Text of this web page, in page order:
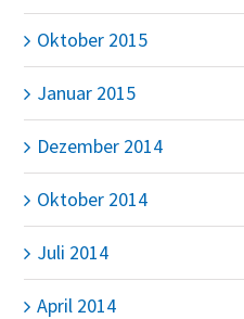
Oktober 2015
Januar 2015
Dezember 2014
Oktober 2014
Juli 2014
April 2014